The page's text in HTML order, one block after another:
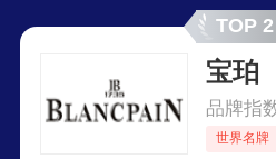
TOP 2
宝珀
品牌指
世界名牌